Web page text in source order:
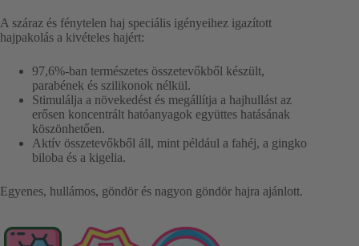
A száraz és fénytelen haj speciális igényeihez igazított
hajpakolás a kivételes hajért:
97,6%-ban természetes összetevőkből készült,
parabének és szilikonok nélkül.
Stimulálja a növekedést és megállítja a hajhullást az
erősen koncentrált hatóanyagok együttes hatásának
köszönhetően.
Aktív összetevőkből áll, mint például a fahéj, a gingko
biloba és a kigelia.
Egyenes, hullámos, göndör és nagyon göndör hajra ajánlott.